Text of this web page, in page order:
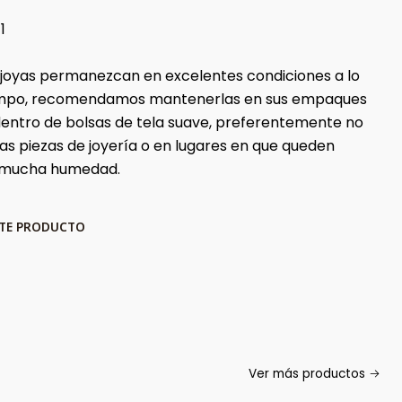
permanezcan en excelentes condiciones a lo
recomendamos mantenerlas en sus empaques
de bolsas de tela suave, preferentemente no
piezas de joyería o en lugares en que queden
humedad.
PRODUCTO
Ver más productos